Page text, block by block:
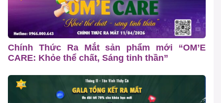
Chính Thức Ra Mắt sản phẩm mới “OM’E
CARE: Khỏe thể chất, Sáng tinh thần”